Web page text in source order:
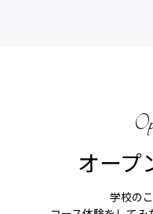
オープ
学校の